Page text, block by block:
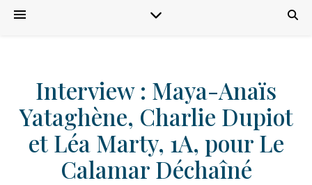
Interview : Maya-Anaïs
Yataghène, Charlie Dupiot
et Léa Marty, 1A, pour Le
Calamar Déchaîné